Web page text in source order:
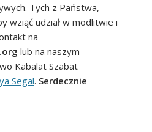
Tych z Państwa,
wziąć udział w modlitwie i
na
lub na naszym
Kabalat Szabat
Segal. Serdecznie